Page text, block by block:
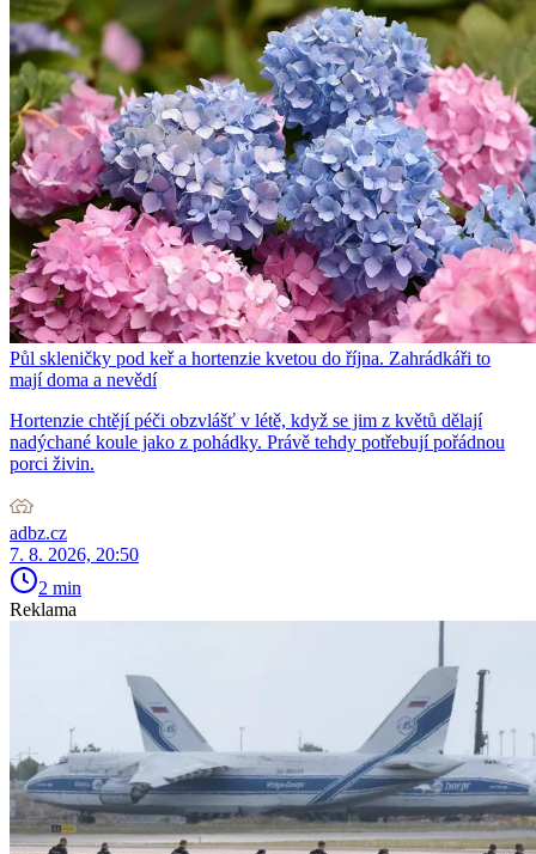
Půl skleničky pod keř a hortenzie kvetou do října. Zahrádkáři to
mají doma a nevědí
Hortenzie chtějí péči obzvlášť v létě, když se jim z květů dělají
nadýchané koule jako z pohádky. Právě tehdy potřebují pořádnou
porci živin.
adbz.cz
7. 8. 2026, 20:50
2 min
Reklama